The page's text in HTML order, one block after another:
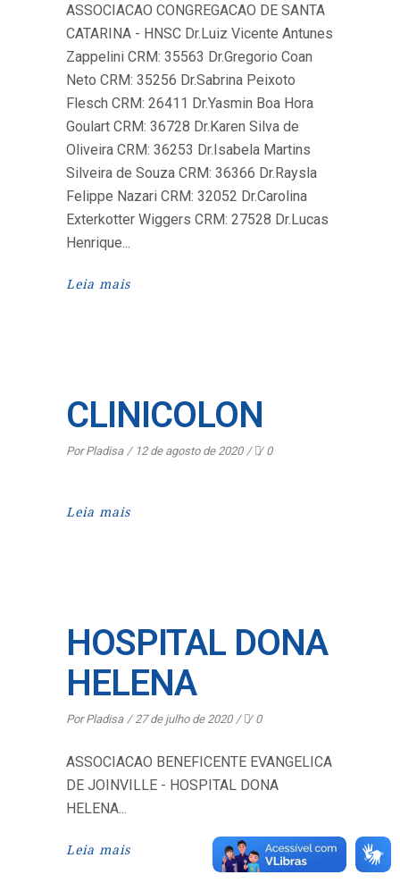
ASSOCIACAO CONGREGACAO DE SANTA
CATARINA - HNSC Dr.Luiz Vicente Antunes
Zappelini CRM: 35563 Dr.Gregorio Coan
Neto CRM: 35256 Dr.Sabrina Peixoto
Flesch CRM: 26411 Dr.Yasmin Boa Hora
Goulart CRM: 36728 Dr.Karen Silva de
Oliveira CRM: 36253 Dr.Isabela Martins
Silveira de Souza CRM: 36366 Dr.Raysla
Felippe Nazari CRM: 32052 Dr.Carolina
Exterkotter Wiggers CRM: 27528 Dr.Lucas
Henrique
Leia mais
CLINICOLON
Por Pladisa 12 de agosto de 2020 0
Leia mais
HOSPITAL DONA
HELENA
Por Pladisa 27 de julho de 2020 0
ASSOCIACAO BENEFICENTE EVANGELICA
DE JOINVILLE - HOSPITAL DONA
HELENA
Leia mais